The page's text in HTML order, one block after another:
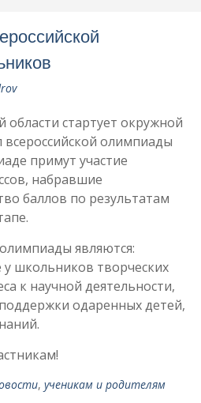
области стартует окружной
олимпиады
примут участие
набравшие
баллов по результатам
являются:
школьников творческих
к научной деятельности,
одаренных детей,
, ученикам и родителям